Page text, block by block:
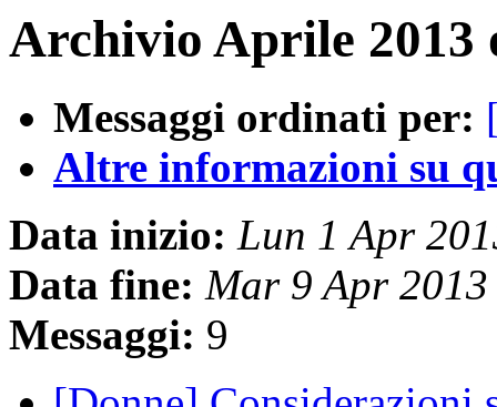
Archivio Aprile 2013
Messaggi ordinati per:
Altre informazioni su
Data inizio: Lun 1 Apr
Data fine: Mar 9 Apr
Messaggi: 9